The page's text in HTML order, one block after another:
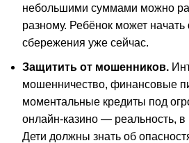
небольшими суммами можно
разному. Ребёнок может
сбережения уже сейчас.
Защитить от мошенников.
мошенничество, финансовые
моментальные кредиты под
онлайн-казино — реальность,
Дети должны знать об